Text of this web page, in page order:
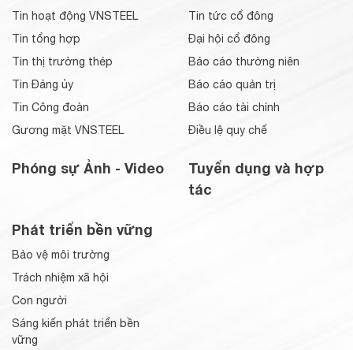
Tin hoạt động VNSTEEL
Tin tổng hợp
Tin thị trường thép
Tin Đảng ủy
Tin Công đoàn
Gương mặt VNSTEEL
Phóng sự Ảnh - Video
Tin tức cổ đông
Đại hội cổ đông
Báo cáo thường niên
Báo cáo quản trị
Báo cáo tài chính
Điều lệ quy chế
Tuyển dụng và hợp
tác
Phát triển bền vững
Bảo vệ môi trường
Trách nhiệm xã hội
Con người
Sáng kiến phát triển bền
vững